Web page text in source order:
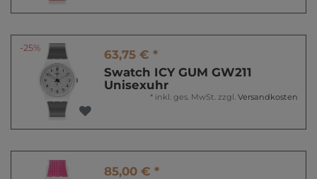
-25%
63,75 € *
Swatch ICY GUM GW211
Unisexuhr
* inkl. ges. MwSt. zzgl. Versandkosten
85,00 € *